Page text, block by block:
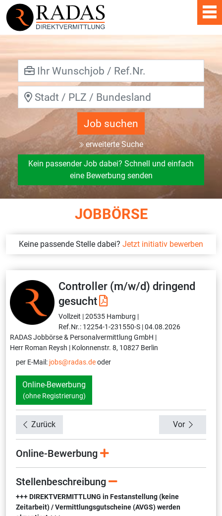
Job suchen
erweiterte Suche
Kein passender Job dabei? Schnell und einfach
eine Bewerbung senden
JOBBÖRSE
Keine passende Stelle dabei? Jetzt initiativ bewerben
Controller (m/w/d) dringend
gesucht
Vollzeit |20535 Hamburg |
Ref.Nr.: 12254-1-231550-S |04.08.2026
RADAS Jobbörse & Personalvermittlung GmbH |
Herr Roman Reysh | Kolonnenstr. 8, 10827 Berlin
per E-Mail: jobs@radas.deoder
Online-Bewerbung
(ohne Registrierung)
Zurück Vor
Online-Bewerbung
Stellenbeschreibung
+++ DIREKTVERMITTLUNG in Festanstellung (keine
Zeitarbeit) / Vermittlungsgutscheine (AVGS) werden